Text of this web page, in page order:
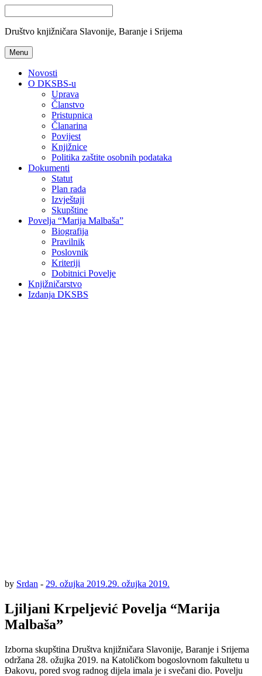
Društvo knjižničara Slavonije, Baranje i Srijema
Menu
Novosti
O DKSBS-u
Uprava
Članstvo
Pristupnica
Članarina
Povijest
Knjižnice
Politika zaštite osobnih podataka
Dokumenti
Statut
Plan rada
Izvještaji
Skupštine
Povelja “Marija Malbaša”
Biografija
Pravilnik
Poslovnik
Kriteriji
Dobitnici Povelje
Knjižničarstvo
Izdanja DKSBS
by Srdan - 29. ožujka 2019.29. ožujka 2019.
Ljiljani Krpeljević Povelja “Marija
Malbaša”
Izborna skupština Društva knjižničara Slavonije, Baranje i Srijema
održana 28. ožujka 2019. na Katoličkom bogoslovnom fakultetu u
Đakovu, pored svog radnog dijela imala je i svečani dio. Povelju